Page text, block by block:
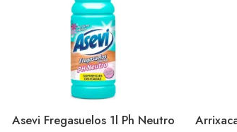
Asevi Fregasuelos 1l Ph Neutro